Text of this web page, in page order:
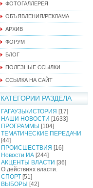
ФОТОГАЛЛЕРЕЯ
ОБЪЯВЛЕНИЯ/РЕКЛАМА
АРХИВ
ФОРУМ
БЛОГ
ПОЛЕЗНЫЕ ССЫЛКИ
ССЫЛКА НА САЙТ
КАТЕГОРИИ РАЗДЕЛА
ГАГАУЗЫ/ИСТОРИЯ [17]
НАШИ НОВОСТИ [1633]
ПРОГРАММЫ [104]
ТЕМАТИЧЕСКИЕ ПЕРЕДАЧИ
[44]
ПРОИСШЕСТВИЯ [16]
Новости ИА [244]
АКЦЕНТЫ ВЛАСТИ [36]
О действиях власти.
СПОРТ [51]
ВЫБОРЫ [42]